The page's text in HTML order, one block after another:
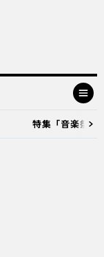
特集「音楽祭